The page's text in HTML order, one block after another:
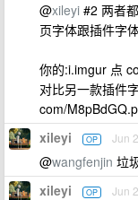
@xileyi #2 两者
页字体跟插件字
你的:i.imgur 点
对比另一款插件
com/
xileyi OP Jun
@wangfenjin 垃
xileyi OP Jun